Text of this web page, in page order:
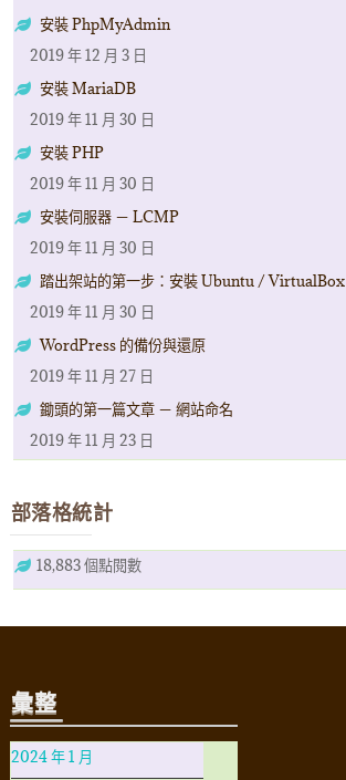
安裝 PhpMyAdmin
2019 年 12 月 3 日
安裝 MariaDB
2019 年 11 月 30 日
安裝 PHP
2019 年 11 月 30 日
安裝伺服器 － LCMP
2019 年 11 月 30 日
踏出架站的第一步：安裝 Ubuntu / VirtualBox
2019 年 11 月 30 日
WordPress 的備份與還原
2019 年 11 月 27 日
鋤頭的第一篇文章 － 網站命名
2019 年 11 月 23 日
部落格統計
18,883 個點閱數
彙整
2024 年 1 月